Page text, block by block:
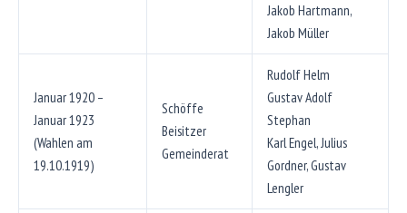
Jakob Hartmann,
Jakob Müller
Januar 1920 –
Januar 1923
(Wahlen am
19.10.1919)
Schöffe
Beisitzer
Gemeinderat
Rudolf Helm
Gustav Adolf
Stephan
Karl Engel, Julius
Gordner, Gustav
Lengler